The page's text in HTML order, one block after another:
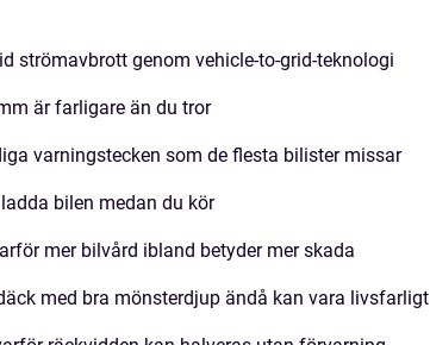
strömavbrott genom vehicle-to-grid-teknologi
är farligare än du tror
varningstecken som de flesta bilister missar
bilen medan du kör
mer bilvård ibland betyder mer skada
med bra mönsterdjup ändå kan vara livsfarligt